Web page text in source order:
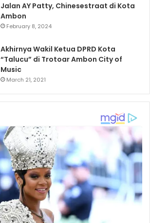
Jalan AY Patty, Chinesestraat di Kota
Ambon
February 8, 2024
Akhirnya Wakil Ketua DPRD Kota
“Talucu” di Trotoar Ambon City of
Music
March 21, 2021